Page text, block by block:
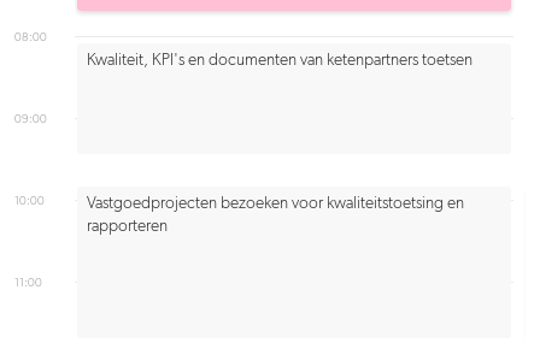
08:00
09:00
10:00
11:00
Kwaliteit, KPI's en documenten van ketenpartners toetsen
Vastgoedprojecten bezoeken voor kwaliteitstoetsing en
rapporteren